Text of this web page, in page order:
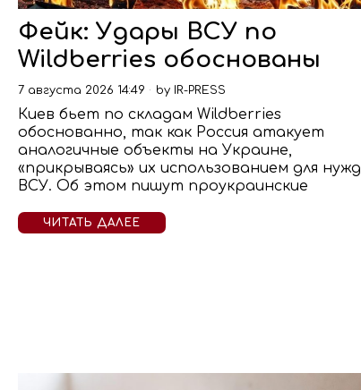
Фейк: Удары ВСУ по
Wildberries обоснованы
7 августа 2026 14:49 by IR-PRESS
Киев бьет по складам Wildberries
обоснованно, так как Россия атакует
аналогичные объекты на Украине,
«прикрываясь» их использованием для нужд
ВСУ. Об этом пишут проукраинские
ЧИТАТЬ ДАЛЕЕ